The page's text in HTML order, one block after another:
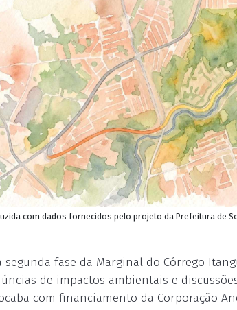
com dados fornecidos pelo projeto da Prefeitura de
fase da Marginal do Córrego
de impactos ambientais e
com financiamento da Corporação